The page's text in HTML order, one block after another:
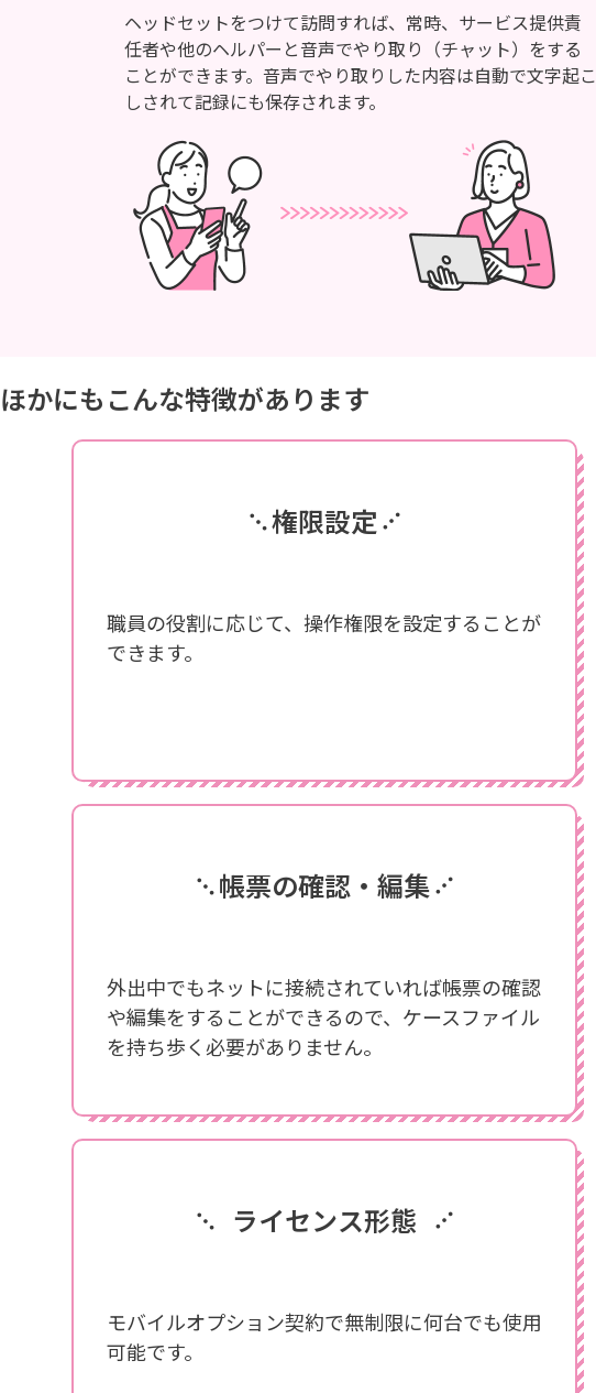
ヘッドセットをつけて訪問すれば、常時、サービス提供責
任者や他のヘルパーと音声でやり取り（チャット）をする
ことができます。音声でやり取りした内容は自動で文字起こ
しされて記録にも保存されます。
ほかにもこんな特徴があります
権限設定
職員の役割に応じて、操作権限を設定することが
できます。
帳票の確認・編集
外出中でもネットに接続されていれば帳票の確認
や編集をすることができるので、ケースファイル
を持ち歩く必要がありません。
ライセンス形態
モバイルオプション契約で無制限に何台でも使用
可能です。